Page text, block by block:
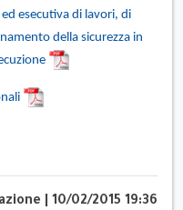
esecutiva di lavori, di
della sicurezza in
10/02/2015 19:36